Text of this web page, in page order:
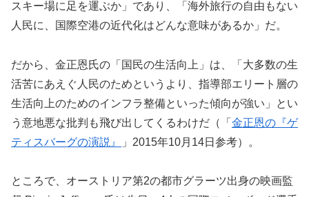
スキー場に足を運ぶか」であり、「海外旅行の自由もない
人民に、国際空港の近代化はどんな意味があるか」だ。
だから、金正恩氏の「国民の生活向上」は、「大多数の生
活苦にあえぐ人民のためというより、指導部エリート層の
生活向上のためのインフラ整備といった傾向が強い」とい
う意地悪な批判も飛び出してくるわけだ（「 金正恩の『ゲ
ティスバーグの演説』
」2015年10月14日参考）。
ところで、オーストリア第2の都市グラーツ出身の映画監